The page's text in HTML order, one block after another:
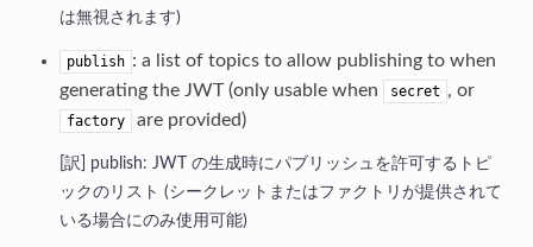
は無視されます)
publish : a list of topics to allow publishing to when
generating the JWT (only usable when
secret , or
factory are provided)
publish: JWT の生成時にパブリッシュを許可するトピ
ックのリスト (シークレットまたはファクトリが提供されて
いる場合にのみ使用可能)